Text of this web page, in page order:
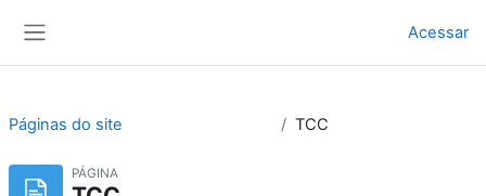
Acessar
Páginas do site TCC
PÁGINA